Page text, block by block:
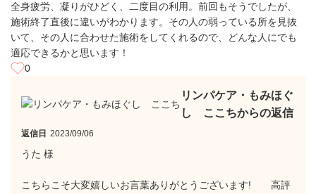
全身疲労、凝りがひどく、二度目の利用。前回もそうでしたが、
施術終了直後に違いがわかります。その人の弱っている所を見抜
いて、その人に合わせた施術をしてくれるので、どんな人にでも
適応できるかと思います！
0
リンパケア・もみほぐ
し ここちからの返信
返信日 2023/09/06
うた 様
こちらこそ大変嬉しいお言葉ありがとうございます! 高評